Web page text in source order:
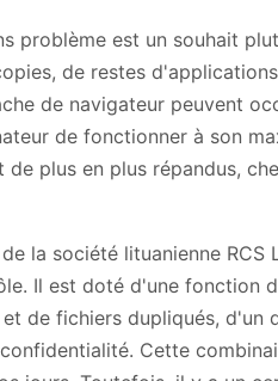
problème est un souhait
de restes
de navigateur peuvent
de fonctionner à son
plus en plus répandus,
la société lituanienne
Il est doté d'une fonction
de fichiers dupliqués, d'un
Cette